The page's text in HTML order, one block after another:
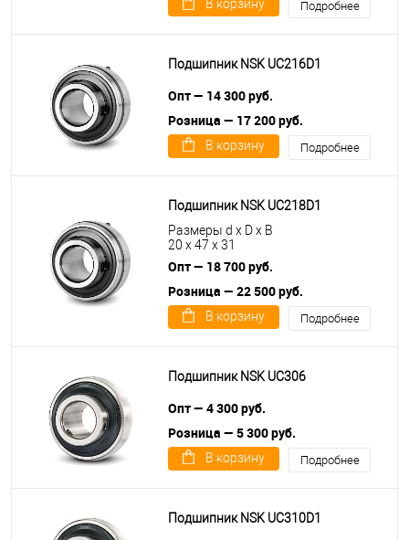
В корзину Подробнее
Подшипник NSK UC216D1
Опт — 14 300 руб.
Розница — 17 200 руб.
В корзину Подробнее
Подшипник NSK UC218D1
Размеры d x D x B
20 x 47 x 31
Опт — 18 700 руб.
Розница — 22 500 руб.
В корзину Подробнее
Подшипник NSK UC306
Опт — 4 300 руб.
Розница — 5 300 руб.
В корзину Подробнее
Подшипник NSK UC310D1